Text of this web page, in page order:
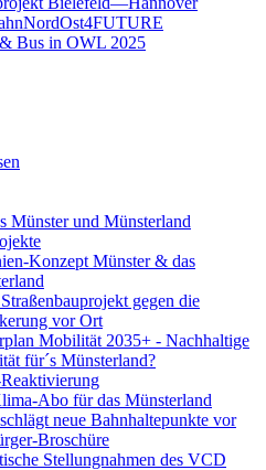
Bus in OWL 2025
Münster und Münsterland
Konzept Münster & das
gegen die
vor Ort
Mobilität 2035+ - Nachhaltige
für´s Münsterland?
Abo für das Münsterland
neue Bahnhaltepunkte vor
Broschüre
Stellungnahmen des VCD